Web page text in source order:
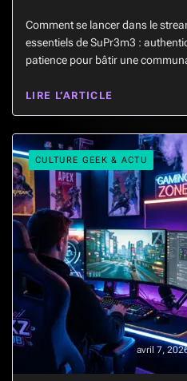
Comment se lancer dans le
essentiels de SuPr3m3 :
patience pour bâtir une
LIRE L’ARTICLE
CULTURE GEEK & ACTU
avril 7,